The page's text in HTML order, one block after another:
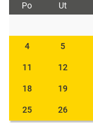
Po Ut
4 5
11 12
18 19
25 26